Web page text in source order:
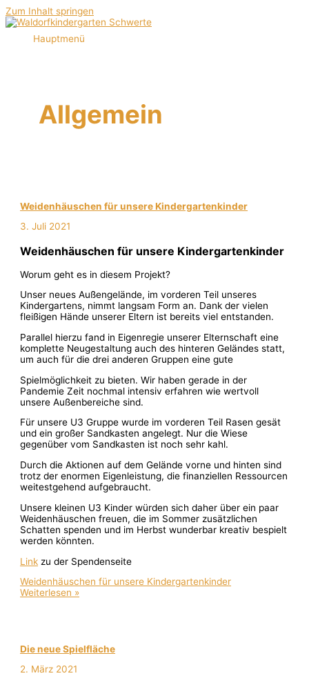
Zum Inhalt springen
Hauptmenü
Allgemein
Weidenhäuschen für unsere Kindergartenkinder
3. Juli 2021
Weidenhäuschen für unsere Kindergartenkinder
Worum geht es in diesem Projekt?
Unser neues Außengelände, im vorderen Teil unseres
Kindergartens, nimmt langsam Form an. Dank der vielen
fleißigen Hände unserer Eltern ist bereits viel entstanden.
Parallel hierzu fand in Eigenregie unserer Elternschaft eine
komplette Neugestaltung auch des hinteren Geländes statt,
um auch für die drei anderen Gruppen eine gute
Spielmöglichkeit zu bieten. Wir haben gerade in der
Pandemie Zeit nochmal intensiv erfahren wie wertvoll
unsere Außenbereiche sind.
Für unsere U3 Gruppe wurde im vorderen Teil Rasen gesät
und ein großer Sandkasten angelegt. Nur die Wiese
gegenüber vom Sandkasten ist noch sehr kahl.
Durch die Aktionen auf dem Gelände vorne und hinten sind
trotz der enormen Eigenleistung, die finanziellen Ressourcen
weitestgehend aufgebraucht.
Unsere kleinen U3 Kinder würden sich daher über ein paar
Weidenhäuschen freuen, die im Sommer zusätzlichen
Schatten spenden und im Herbst wunderbar kreativ bespielt
werden könnten.
Link zu der Spendenseite
Weidenhäuschen für unsere Kindergartenkinder
Weiterlesen »
Die neue Spielfläche
2. März 2021